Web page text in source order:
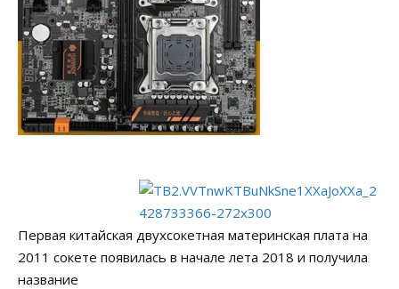
Первая китайская двухсокетная материнская плата на
2011 сокете появилась в начале лета 2018 и получила
название